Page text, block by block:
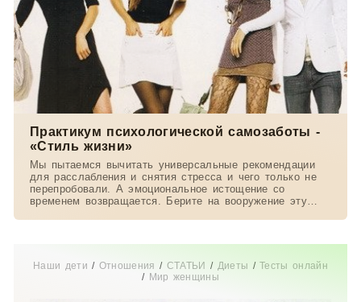
Практикум психологической самозаботы -
«Стиль жизни»
Мы пытаемся вычитать универсальные рекомендации
для расслабления и снятия стресса и чего только не
перепробовали. А эмоциональное истощение со
временем возвращается. Берите на вооружение эту
Наши дети / Отношения / СТАТЬИ / Диеты /Тесты онлайн
/ Мир женщины